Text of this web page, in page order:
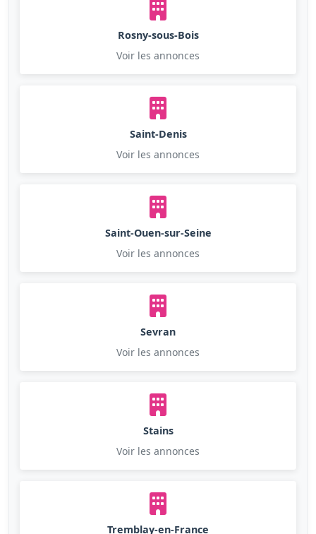
Rosny-sous-Bois
Voir les annonces
Saint-Denis
Voir les annonces
Saint-Ouen-sur-Seine
Voir les annonces
Sevran
Voir les annonces
Stains
Voir les annonces
Tremblay-en-France